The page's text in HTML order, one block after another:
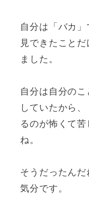
自分は「バカ
見できたこと
ました。
自分は自分の
していたから
るのが怖くて
ね。
そうだったんだ
気分です。